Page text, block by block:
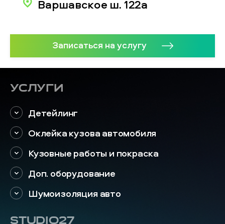
Варшавское ш. 122а
Записаться на услугу
Услуги
Детейлинг
Оклейка кузова автомобиля
Кузовные работы и покраска
Доп. оборудование
Шумоизоляция авто
STUDIO27